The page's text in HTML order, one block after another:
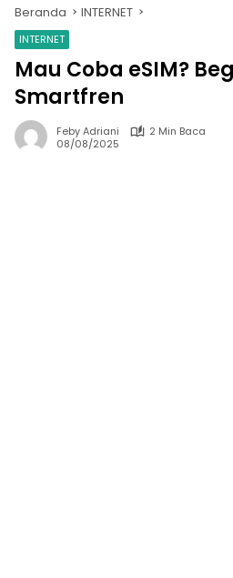
Beranda INTERNET
INTERNET
Mau Coba eSIM?
Smartfren
Feby Adriani
2 Min Baca
08/08/2025